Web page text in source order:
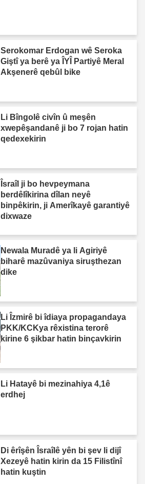
Serokomar Erdogan wê Seroka
Giştî ya berê ya ÎYÎ Partiyê Meral
Akşenerê qebûl bike
Li Bîngolê civîn û meşên
xwepêşandanê ji bo 7 rojan hatin
qedexekirin
Îsraîl ji bo hevpeymana
berdêlîkirina dîlan neyê
binpêkirin, ji Amerîkayê garantiyê
dixwaze
Newala Muradê ya li Agiriyê
biharê mazûvaniya siruşthezan
dike
Li Îzmirê bi îdiaya propagandaya
PKK/KCKya rêxistina terorê
kirine 6 şikbar hatin binçavkirin
Li Hatayê bi mezinahiya 4,1ê
erdhej
Di êrîşên Îsraîlê yên bi şev li dijî
Xezeyê hatin kirin da 15 Filistînî
hatin kuştin